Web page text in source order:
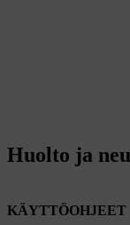
Huolto ja
KÄYTTÖOHJEET